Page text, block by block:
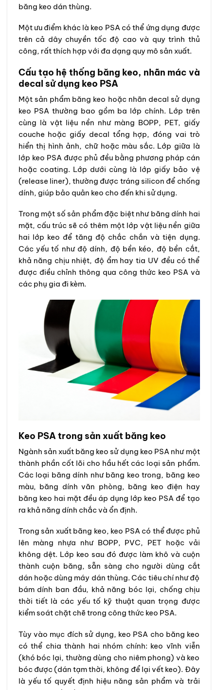
băng keo dán thùng.
Một ưu điểm khác là keo PSA có thể ứng dụng được
trên cả dây chuyền tốc độ cao và quy trình thủ
công, rất thích hợp với đa dạng quy mô sản xuất.
Cấu tạo hệ thống băng keo, nhãn mác và
decal sử dụng keo PSA
Một sản phẩm băng keo hoặc nhãn decal sử dụng
keo PSA thường bao gồm ba lớp chính. Lớp trên
cùng là vật liệu nền như màng BOPP, PET, giấy
couche hoặc giấy decal tổng hợp, đóng vai trò
hiển thị hình ảnh, chữ hoặc màu sắc. Lớp giữa là
lớp keo PSA được phủ đều bằng phương pháp cán
hoặc coating. Lớp dưới cùng là lớp giấy bảo vệ
(release liner), thường được tráng silicon để chống
dính, giúp bảo quản keo cho đến khi sử dụng.
Trong một số sản phẩm đặc biệt như băng dính hai
mặt, cấu trúc sẽ có thêm một lớp vật liệu nền giữa
hai lớp keo để tăng độ chắc chắn và tiện dụng.
Các yếu tố như độ dính, độ bền kéo, độ bền cắt,
khả năng chịu nhiệt, độ ẩm hay tia UV đều có thể
được điều chỉnh thông qua công thức keo PSA và
các phụ gia đi kèm.
Keo PSA trong sản xuất băng keo
Ngành sản xuất băng keo sử dụng keo PSA như một
thành phần cốt lõi cho hầu hết các loại sản phẩm.
Các loại băng dính như băng keo trong, băng keo
màu, băng dính văn phòng, băng keo điện hay
băng keo hai mặt đều áp dụng lớp keo PSA để tạo
ra khả năng dính chắc và ổn định.
Trong sản xuất băng keo, keo PSA có thể được phủ
lên màng nhựa như BOPP, PVC, PET hoặc vải
không dệt. Lớp keo sau đó được làm khô và cuộn
thành cuộn băng, sẵn sàng cho người dùng cắt
dán hoặc dùng máy dán thùng. Các tiêu chí như độ
bám dính ban đầu, khả năng bóc lại, chống chịu
thời tiết là các yếu tố kỹ thuật quan trọng được
kiểm soát chặt chẽ trong công thức keo PSA.
Tùy vào mục đích sử dụng, keo PSA cho băng keo
có thể chia thành hai nhóm chính: keo vĩnh viễn
(khó bóc lại, thường dùng cho niêm phong) và keo
bóc được (dán tạm thời, không để lại vết keo). Đây
là yếu tố quyết định hiệu năng sản phẩm và trải